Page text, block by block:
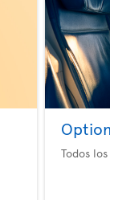
Option
Todos los